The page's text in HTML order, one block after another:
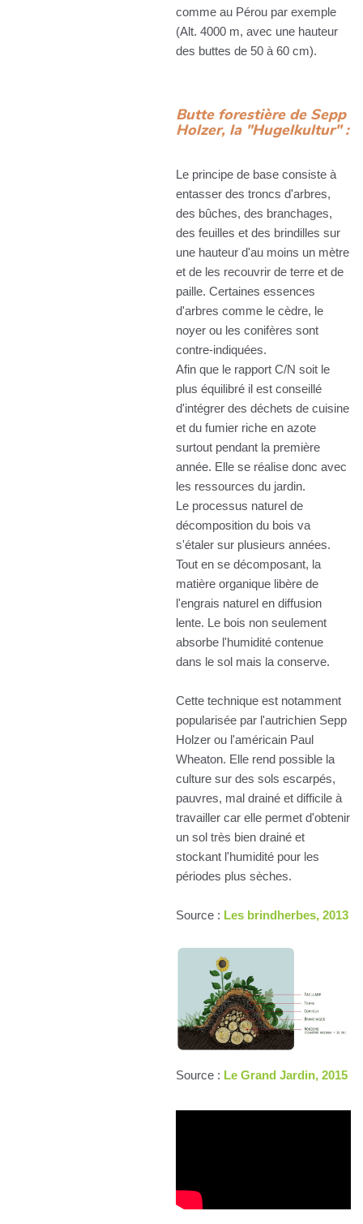
comme au Pérou par exemple
(Alt. 4000 m, avec une hauteur
des buttes de 50 à 60 cm).
Butte forestière de Sepp
Holzer, la "Hugelkultur" :
Le principe de base consiste à
entasser des troncs d'arbres,
des bûches, des branchages,
des feuilles et des brindilles sur
une hauteur d'au moins un mètre
et de les recouvrir de terre et de
paille. Certaines essences
d'arbres comme le cèdre, le
noyer ou les conifères sont
contre-indiquées.
Afin que le rapport C/N soit le
plus équilibré il est conseillé
d'intégrer des déchets de cuisine
et du fumier riche en azote
surtout pendant la première
année. Elle se réalise donc avec
les ressources du jardin.
Le processus naturel de
décomposition du bois va
s'étaler sur plusieurs années.
Tout en se décomposant, la
matière organique libère de
l'engrais naturel en diffusion
lente. Le bois non seulement
absorbe l'humidité contenue
dans le sol mais la conserve.
Cette technique est notamment
popularisée par l'autrichien Sepp
Holzer ou l'américain Paul
Wheaton. Elle rend possible la
culture sur des sols escarpés,
pauvres, mal drainé et difficile à
travailler car elle permet d'obtenir
un sol très bien drainé et
stockant l'humidité pour les
périodes plus sèches.
Source : Les brindherbes, 2013
Source : Le Grand Jardin, 2015